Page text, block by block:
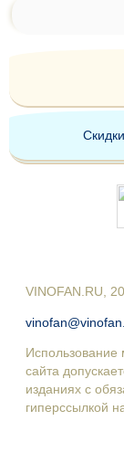
VINOFAN.RU,
Использование
сайта
изданиях с
гиперссылкой